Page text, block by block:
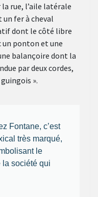
rue, l’aile latérale
fer à cheval
dont le côté libre
un ponton et une
balançoire dont la
par deux cordes,
».
Fontane, c’est
très marqué,
le
société qui